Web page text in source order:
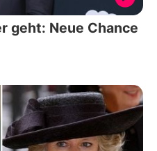
geht: Neue Chance